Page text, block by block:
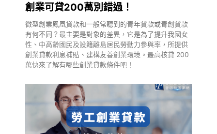
創業可貸200萬別錯過！
微型創業鳳凰貸款和一般常聽到的青年貸款或青創貸款
有何不同？最主要是對象的差異，它是為了提升我國女
性、中高齡國民及設籍離島居民勞動力參與率，所提供
創業貸款利息補貼、建構友善創業環境。最高核貸 200
萬快來了解有哪些創業貸款條件吧！